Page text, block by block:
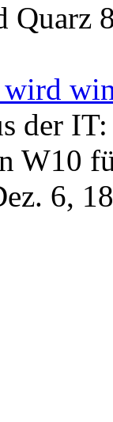
Quarz
der
W10
6,